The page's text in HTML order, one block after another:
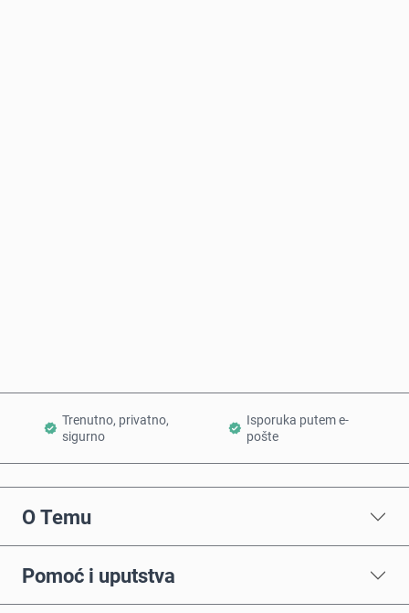
Trenutno, privatno,
sigurno
Isporuka putem e-
pošte
O Temu
Pomoć i uputstva